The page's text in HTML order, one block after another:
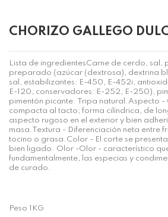
CHORIZO GALLEGO
Lista de ingredientesCarne de cerdo, sal,
preparado (azúcar (dextrosa), dextrina
sal, estabilizantes: E-450, E-452i,
E-120, conservadores: E-252, E-250),
pimentón picante. Tripa natural.Aspecto -
compacta al tacto; forma cilíndrica, de
aspecto rugoso en el exterior y bien
masa.Textura - Diferenciación neta entre
tocino o grasa.Color - El corte se
bien ligado. Olor -Olor - característico
fundamentalmente, las especias y
de curado.
Peso 1KG